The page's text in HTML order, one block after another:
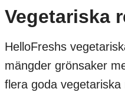
Vegetariska
HelloFreshs
mängder grönsaker
flera goda